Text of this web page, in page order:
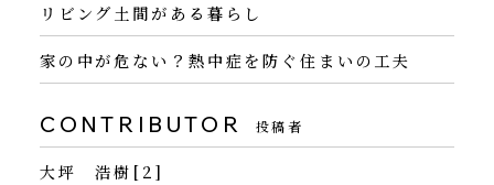
リビング土間がある暮らし
家の中が危ない？熱中症を防ぐ住まいの工夫
CONTRIBUTOR 投稿者
大坪 浩樹[2]